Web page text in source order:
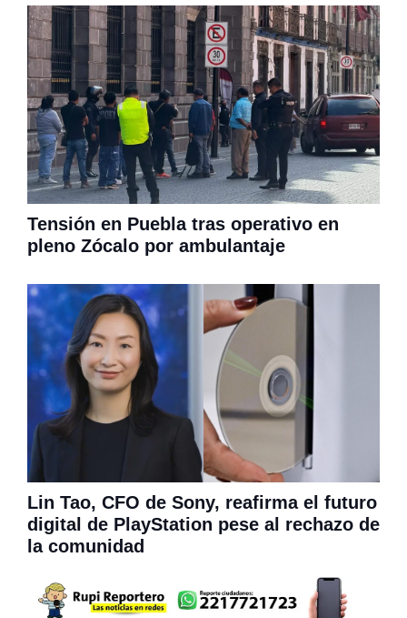
Tensión en Puebla tras operativo en
pleno Zócalo por ambulantaje
Lin Tao, CFO de Sony, reafirma el futuro
digital de PlayStation pese al rechazo de
la comunidad